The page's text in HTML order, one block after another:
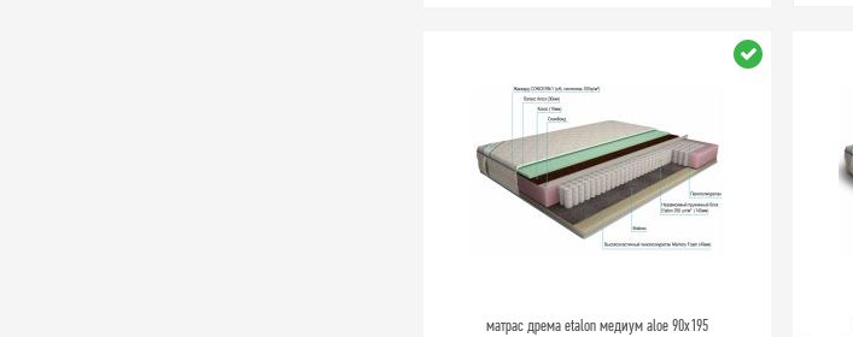
матрас дрема etalon медиум aloe 90х195